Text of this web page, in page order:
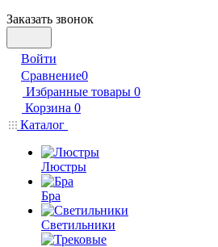
Заказать звонок
Войти
Сравнение0
Избранные товары 0
Корзина 0
Каталог
Люстры
Бра
Светильники